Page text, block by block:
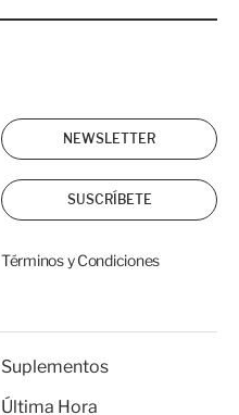
NEWSLETTER
SUSCRÍBETE
Términos y Condiciones
Suplementos
Última Hora